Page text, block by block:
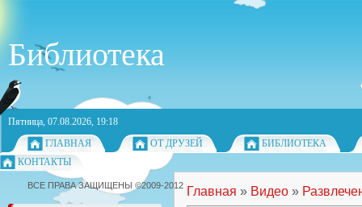
Библиотека
Пятница, 07.08.2026, 19:18
ГЛАВНАЯ
ОТ ДРУЗЕЙ
БИБЛИОТЕКА
КОНТАКТЫ
Главная » Видео »
ВСЕ ПРАВА ЗАЩИЩЕНЫ ©2009-2012